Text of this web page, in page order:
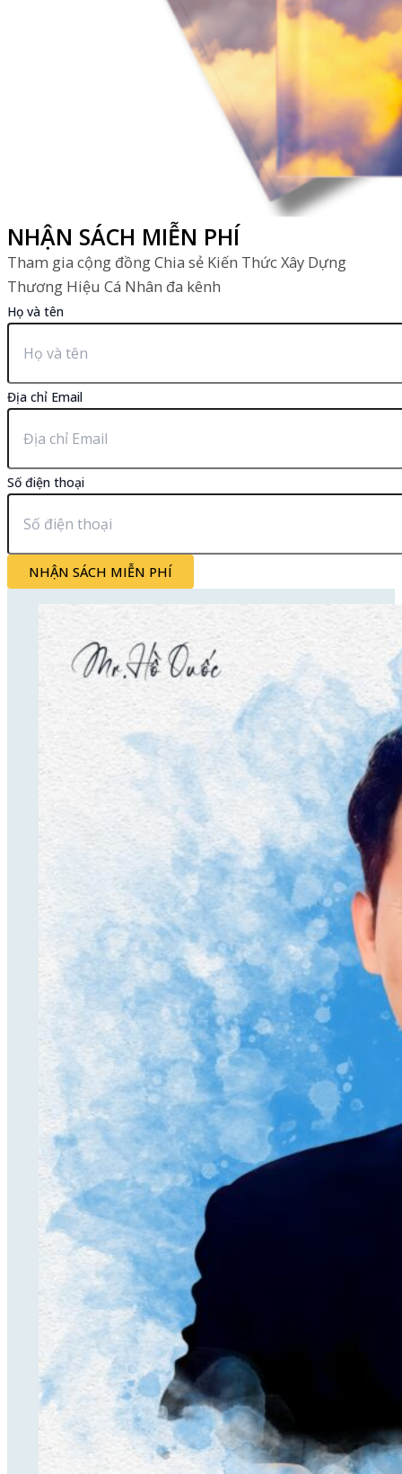
NHẬN SÁCH MIỄN PHÍ
Tham gia cộng đồng Chia sẻ Kiến Thức Xây Dựng
Thương Hiệu Cá Nhân đa kênh
Họ và tên
Địa chỉ Email
Số điện thoại
NHẬN SÁCH MIỄN PHÍ